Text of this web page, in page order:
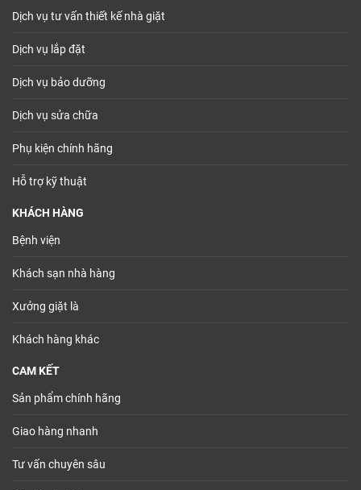
Dịch vụ tư vấn thiết kế nhà giặt
Dịch vụ lắp đặt
Dịch vụ bảo dưỡng
Dịch vụ sửa chữa
Phụ kiện chính hãng
Hỗ trợ kỹ thuật
KHÁCH HÀNG
Bệnh viện
Khách sạn nhà hàng
Xưởng giặt là
Khách hàng khác
CAM KẾT
Sản phẩm chính hãng
Giao hàng nhanh
Tư vấn chuyên sâu